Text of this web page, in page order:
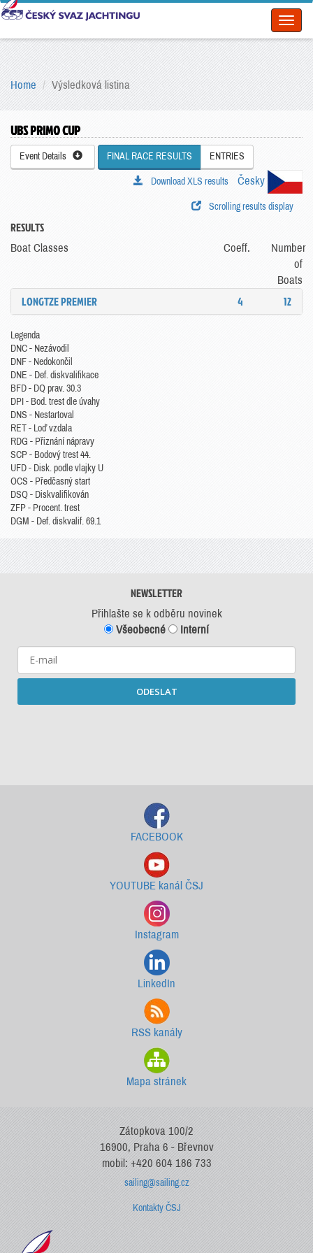
Home Výsledková listina
UBS PRIMO CUP
Event Details FINAL RACE RESULTS ENTRIES
Česky
Download XLS results
Scrolling results display
RESULTS
Boat Classes Coeff.
Number
of
Boats
LONGTZE PREMIER 4 12
Legenda
DNC - Nezávodil
DNF - Nedokončil
DNE - Def. diskvalifikace
BFD - DQ prav. 30.3
DPI - Bod. trest dle úvahy
DNS - Nestartoval
RET - Loď vzdala
RDG - Přiznání nápravy
SCP - Bodový trest 44.
UFD - Disk. podle vlajky U
OCS - Předčasný start
DSQ - Diskvalifikován
ZFP - Procent. trest
DGM - Def. diskvalif. 69.1
NEWSLETTER
Přihlašte se k odběru novinek
Všeobecné
Interní
ODESLAT
FACEBOOK
YOUTUBE kanál ČSJ
Instagram
LinkedIn
RSS kanály
Mapa stránek
Zátopkova 100/2
16900, Praha 6 - Břevnov
mobil: +420 604 186 733
sailing@sailing.cz
Kontakty ČSJ